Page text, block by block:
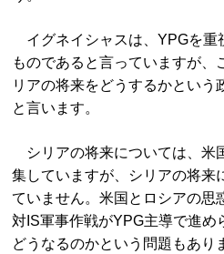
イグネイシャスは、YPGを重
ものであると言っていますが、
リアの将来をどうするかという
と言います。
シリアの将来については、米
集していますが、シリアの将来
ていません。米国とロシアの思
対IS軍事作戦がYPG主導で進め
どうなるのかという問題もあり